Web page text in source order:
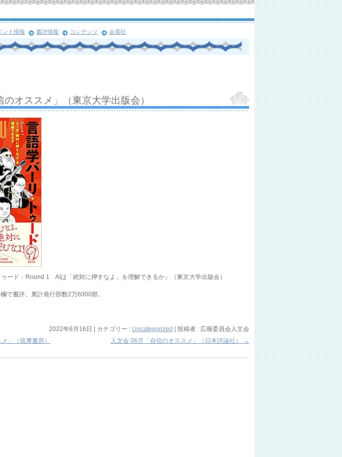
ント情報 書評情報 コンテンツ 会員社
のオススメ」（東京大学出版会）
ード：Round 1 AIは「絶対に押すなよ」を理解できるか』（東京大学出版会）
で書評。累計発行部数2万6000部。
2022年6月16日 カテゴリー : Uncategorized
投稿者 : 広報委員会人文会
」（筑摩書房） 人文会 06月「自信のオススメ」（日本評論社） →